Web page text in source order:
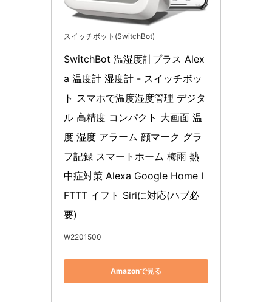
スイッチボット(SwitchBot)
SwitchBot 温湿度計プラス Alex
a 温度計 湿度計 - スイッチボッ
ト スマホで温度湿度管理 デジタ
ル 高精度 コンパクト 大画面 温
度 湿度 アラーム 顔マーク グラ
フ記録 スマートホーム 梅雨 熱
中症対策 Alexa Google Home I
FTTT イフト Siriに対応(ハブ必
要)
W2201500
Amazonで見る